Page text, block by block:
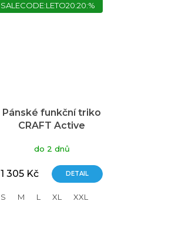
SALECODE:LETO20:20:%
Pánské funkční triko
CRAFT Active
modrá
do 2 dnů
1 305 Kč DETAIL
S M L XL XXL